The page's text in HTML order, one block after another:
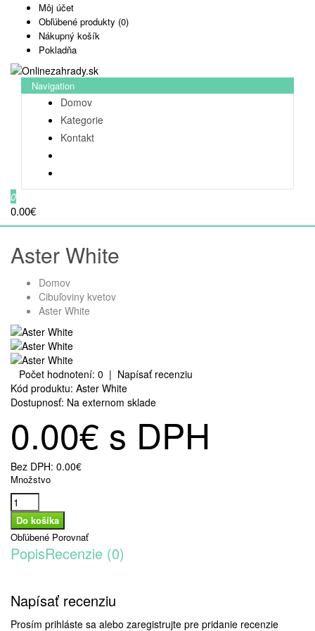
Môj účet
Obľúbené produkty (0)
Nákupný košík
Pokladňa
Navigation
Domov
Kategorie
Kontakt
0
0.00€
Aster White
Domov
Cibuľoviny kvetov
Aster White
Počet hodnotení: 0 | Napísať recenziu
Kód produktu: Aster White
Dostupnosť: Na externom sklade
0.00€ s DPH
Bez DPH: 0.00€
Množstvo
Obľúbené Porovnať
PopisRecenzie (0)
Napísať recenziu
Prosím prihláste sa alebo zaregistrujte pre pridanie recenzie